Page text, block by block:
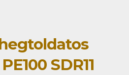
SDR11